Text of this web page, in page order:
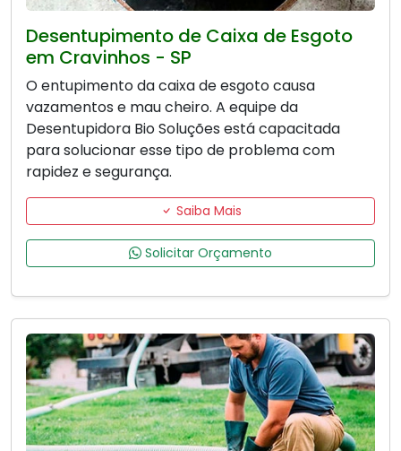
Desentupimento de Caixa de Esgoto
em Cravinhos - SP
O entupimento da caixa de esgoto causa
vazamentos e mau cheiro. A equipe da
Desentupidora Bio Soluções está capacitada
para solucionar esse tipo de problema com
rapidez e segurança.
Saiba Mais
Solicitar Orçamento